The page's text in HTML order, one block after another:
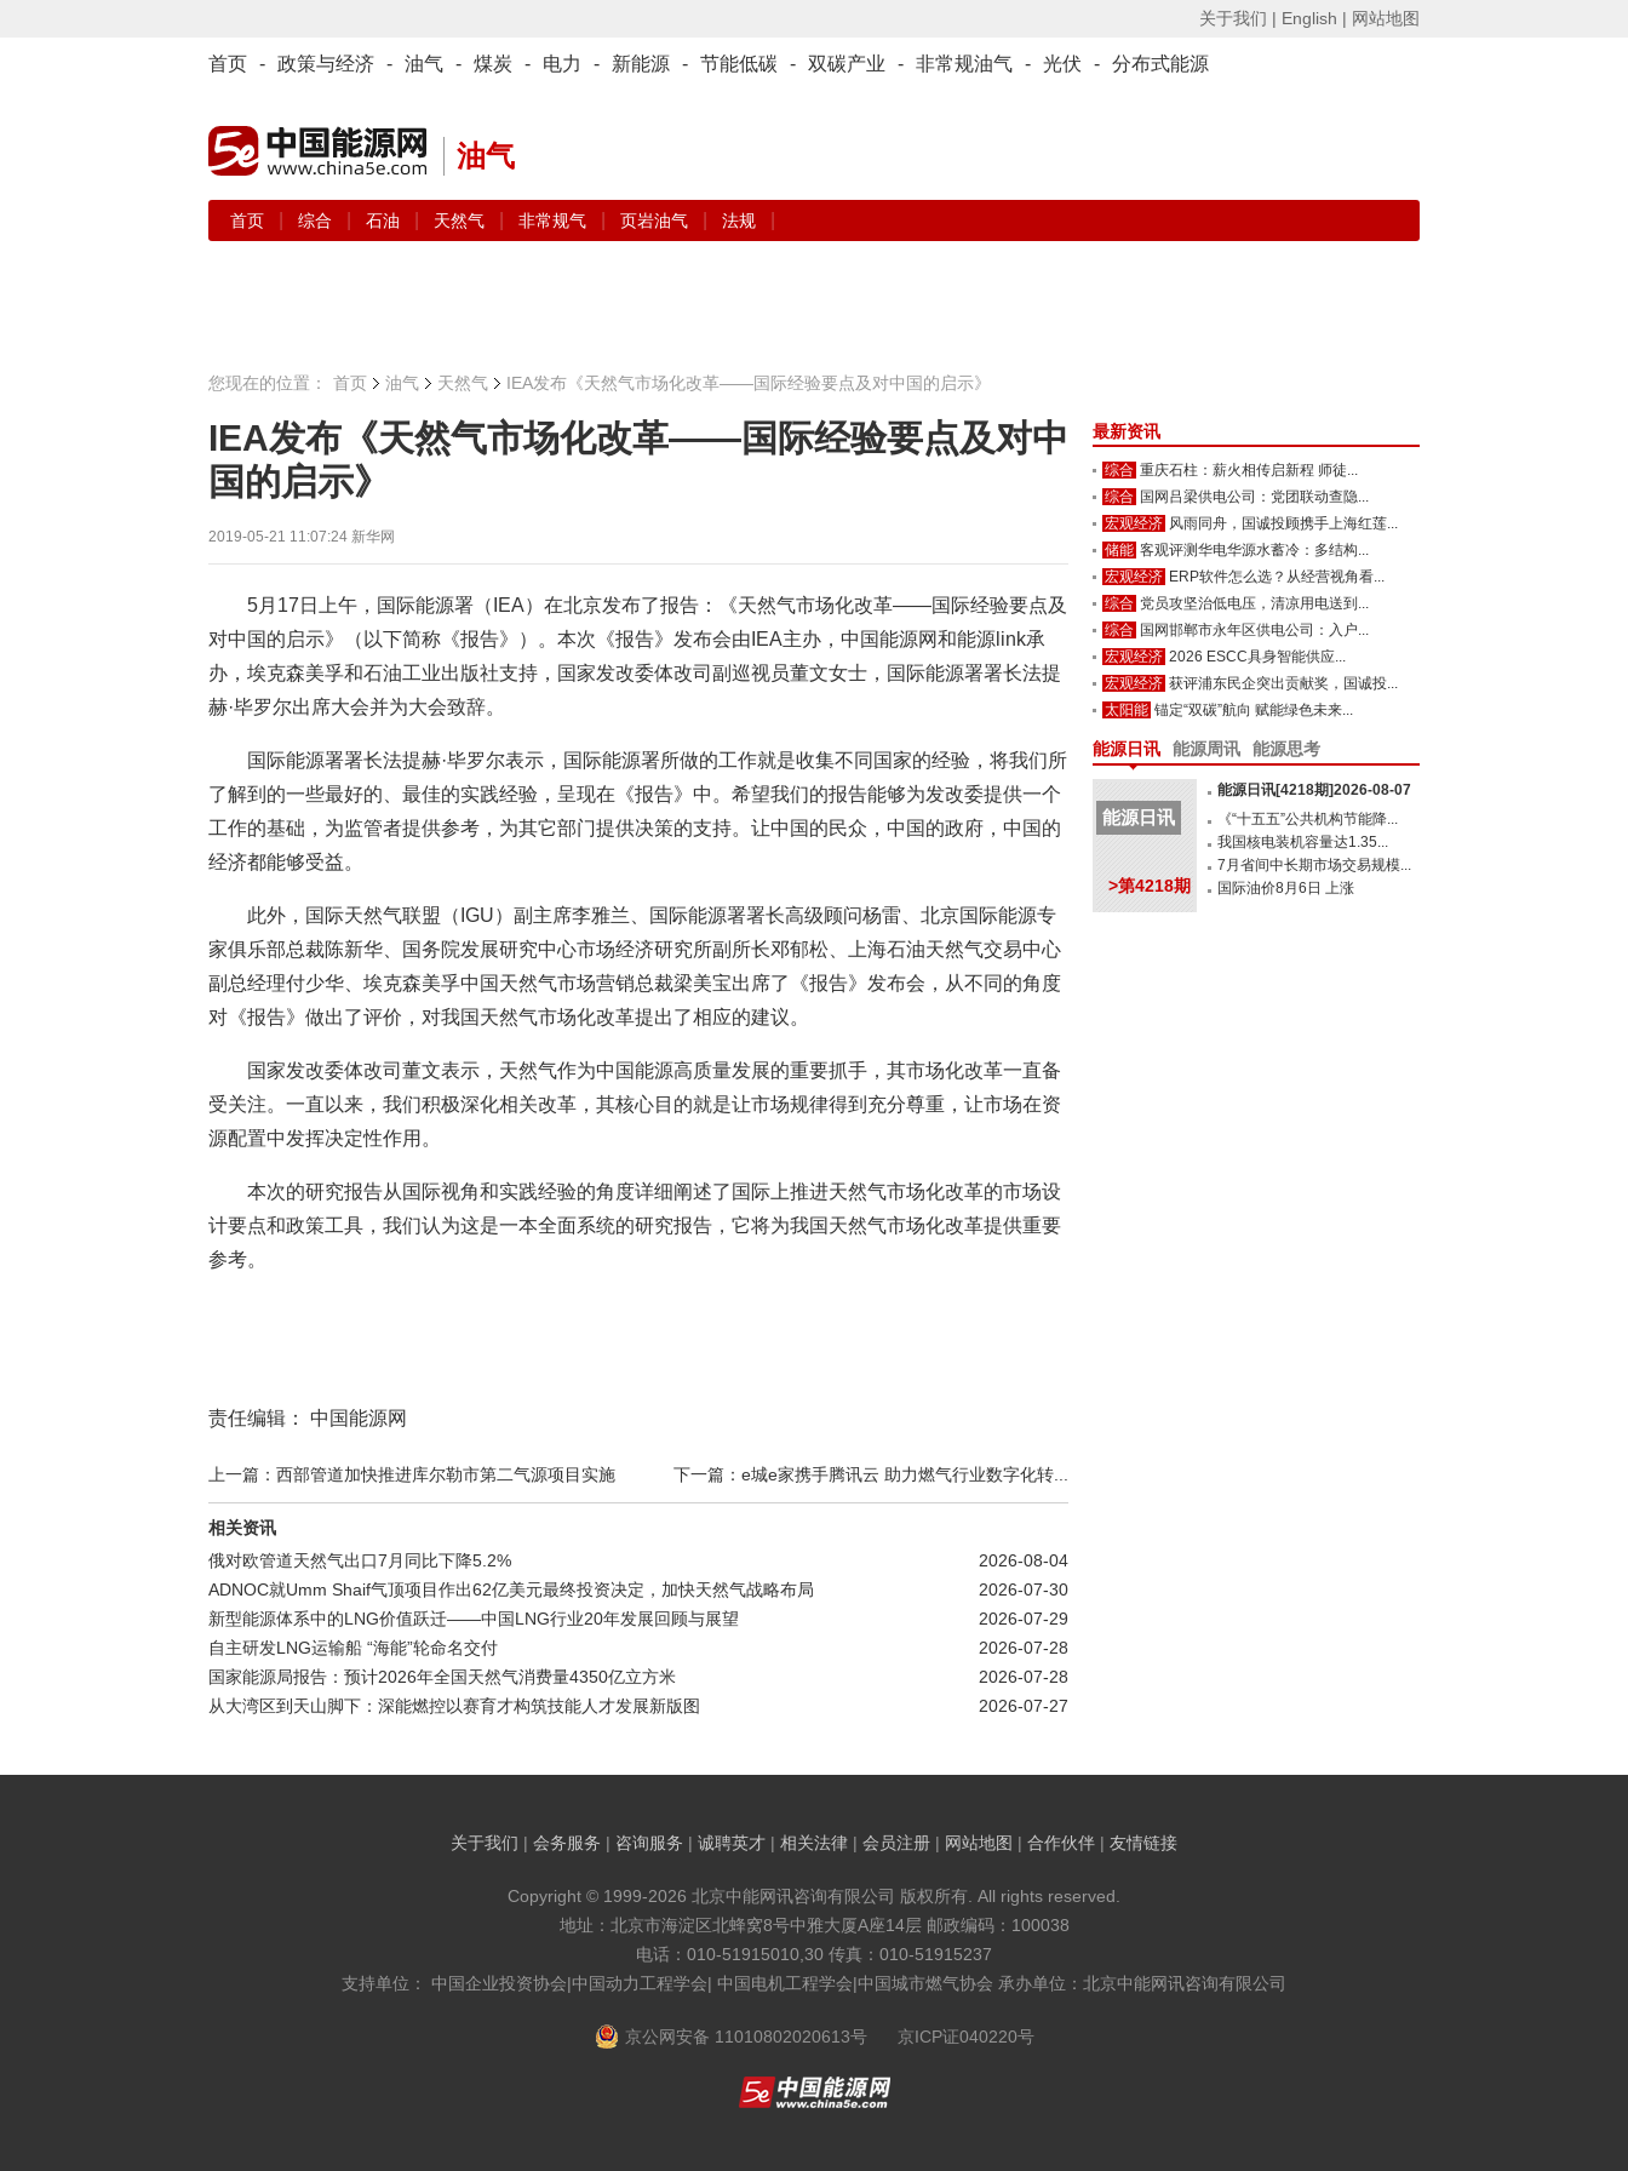
关于我们 | English | 网站地图
首页 - 政策与经济 - 油气 - 煤炭 - 电力 - 新能源 - 节能低碳 - 双碳产业 - 非常规油气 - 光伏 - 分布式能源
油气
首页 综合 石油 天然气 非常规气 页岩油气 法规
您现在的位置： 首页 油气 天然气 IEA发布《天然气市场化改革——国际经验要点及对中国的启示》
IEA发布《天然气市场化改革——国际经验要点及对中
国的启示》
2019-05-21 11:07:24 新华网
5月17日上午，国际能源署（IEA）在北京发布了报告：《天然气市场化改革——国际经验要点及
对中国的启示》（以下简称《报告》）。本次《报告》发布会由IEA主办，中国能源网和能源link承
办，埃克森美孚和石油工业出版社支持，国家发改委体改司副巡视员董文女士，国际能源署署长法提
赫·毕罗尔出席大会并为大会致辞。
国际能源署署长法提赫·毕罗尔表示，国际能源署所做的工作就是收集不同国家的经验，将我们所
了解到的一些最好的、最佳的实践经验，呈现在《报告》中。希望我们的报告能够为发改委提供一个
工作的基础，为监管者提供参考，为其它部门提供决策的支持。让中国的民众，中国的政府，中国的
经济都能够受益。
此外，国际天然气联盟（IGU）副主席李雅兰、国际能源署署长高级顾问杨雷、北京国际能源专
家俱乐部总裁陈新华、国务院发展研究中心市场经济研究所副所长邓郁松、上海石油天然气交易中心
副总经理付少华、埃克森美孚中国天然气市场营销总裁梁美宝出席了《报告》发布会，从不同的角度
对《报告》做出了评价，对我国天然气市场化改革提出了相应的建议。
国家发改委体改司董文表示，天然气作为中国能源高质量发展的重要抓手，其市场化改革一直备
受关注。一直以来，我们积极深化相关改革，其核心目的就是让市场规律得到充分尊重，让市场在资
源配置中发挥决定性作用。
本次的研究报告从国际视角和实践经验的角度详细阐述了国际上推进天然气市场化改革的市场设
计要点和政策工具，我们认为这是一本全面系统的研究报告，它将为我国天然气市场化改革提供重要
参考。
责任编辑： 中国能源网
上一篇：西部管道加快推进库尔勒市第二气源项目实施 下一篇：e城e家携手腾讯云 助力燃气行业数字化转...
相关资讯
2026-08-04
俄对欧管道天然气出口7月同比下降5.2%
2026-07-30
ADNOC就Umm Shaif气顶项目作出62亿美元最终投资决定，加快天然气战略布局
2026-07-29
新型能源体系中的LNG价值跃迁——中国LNG行业20年发展回顾与展望
2026-07-28
自主研发LNG运输船 “海能”轮命名交付
2026-07-28
国家能源局报告：预计2026年全国天然气消费量4350亿立方米
2026-07-27
从大湾区到天山脚下：深能燃控以赛育才构筑技能人才发展新版图
最新资讯
综合 重庆石柱：薪火相传启新程 师徒...
综合 国网吕梁供电公司：党团联动查隐...
宏观经济 风雨同舟，国诚投顾携手上海红莲...
储能 客观评测华电华源水蓄冷：多结构...
宏观经济 ERP软件怎么选？从经营视角看...
综合 党员攻坚治低电压，清凉用电送到...
综合 国网邯郸市永年区供电公司：入户...
宏观经济 2026 ESCC具身智能供应...
宏观经济 获评浦东民企突出贡献奖，国诚投...
太阳能 锚定“双碳”航向 赋能绿色未来...
能源日讯 能源周讯 能源思考
能源日讯
>第4218期
能源日讯[4218期]2026-08-07
《“十五五”公共机构节能降...
我国核电装机容量达1.35...
7月省间中长期市场交易规模...
国际油价8月6日 上涨
关于我们 | 会务服务 | 咨询服务 | 诚聘英才 | 相关法律 | 会员注册 | 网站地图 | 合作伙伴 | 友情链接
Copyright © 1999-2026 北京中能网讯咨询有限公司 版权所有. All rights reserved.
地址：北京市海淀区北蜂窝8号中雅大厦A座14层 邮政编码：100038
电话：010-51915010,30 传真：010-51915237
支持单位： 中国企业投资协会|中国动力工程学会| 中国电机工程学会|中国城市燃气协会 承办单位：北京中能网讯咨询有限公司
京公网安备 11010802020613号 京ICP证040220号